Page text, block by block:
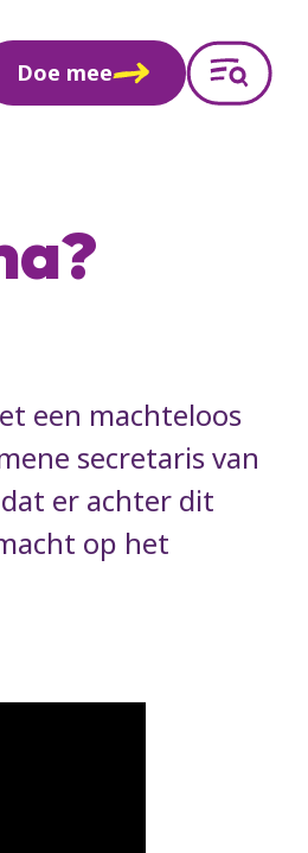
Doe mee
een machteloos
secretaris van
er achter dit
op het